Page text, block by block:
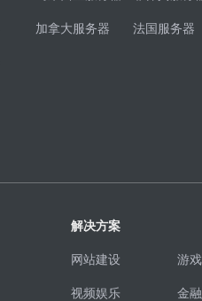
加拿大服务器 法国服务器
解决方案
网站建设 游
视频娱乐 金